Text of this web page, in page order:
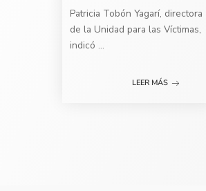
Patricia Tobón Yagarí, directora
de la Unidad para las Víctimas,
indicó ...
LEER MÁS